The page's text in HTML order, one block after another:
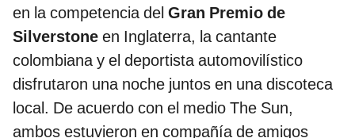
en la competencia del Gran Premio de
Silverstone en Inglaterra, la cantante
colombiana y el deportista automovilístico
disfrutaron una noche juntos en una discoteca
local. De acuerdo con el medio The Sun,
ambos estuvieron en compañía de amigos